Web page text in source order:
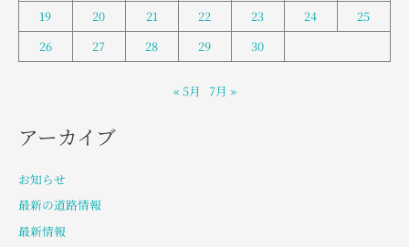
19
20 21 22 23 24
25
26
27 28 29 30
« 5月 7月 »
アーカイブ
お知らせ
最新の道路情報
最新情報